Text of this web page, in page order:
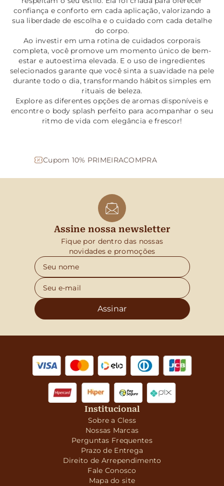
confiança e conforto em cada aplicação, valorizando a
sua liberdade de escolha e o cuidado com cada detalhe
do corpo.
Ao investir em uma rotina de cuidados corporais
completa, você promove um momento único de bem-
estar e autoestima elevada. E o uso de ingredientes
selecionados garante que você sinta a suavidade na pele
durante todo o dia, transformando hábitos simples em
rituais de beleza.
Explore as diferentes opções de aromas disponíveis e
encontre o body splash perfeito para acompanhar o seu
ritmo de vida com elegância e frescor!
Compre em até 4x sem juros
Assine nossa newsletter
Fique por dentro das nossas
novidades e promoções
Assinar
Institucional
Sobre a Cless
Nossas Marcas
Perguntas Frequentes
Prazo de Entrega
Direito de Arrependimento
Fale Conosco
Mapa do site